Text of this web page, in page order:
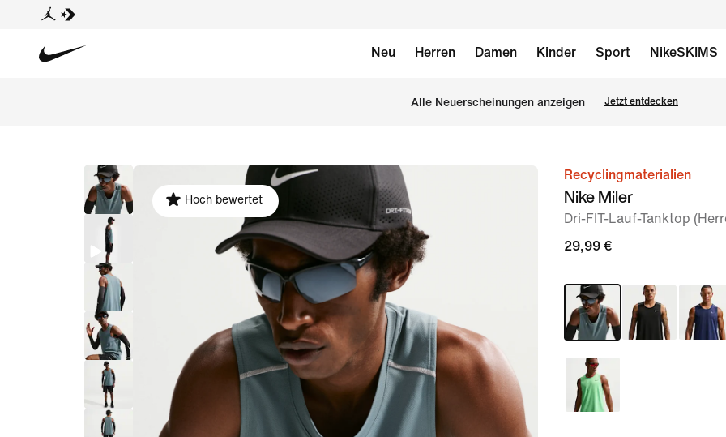
Neu Herren Damen Kinder Sport NikeSKIMS
Alle Neuerscheinungen anzeigen Jetzt entdecken
Bild 1
Hoch bewertet
Recyclingmaterialien
Nike Miler
Dri-FIT-Lauf-Tanktop
29,99 €